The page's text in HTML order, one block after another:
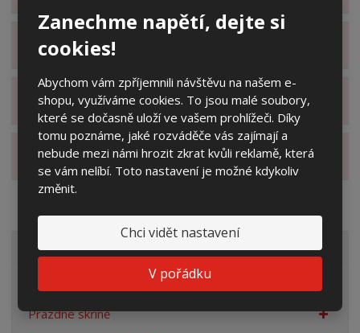
Zanechme napětí, dejte si
cookies!
Abychom vám zpříjemnili návštěvu na našem e-
shopu, využíváme cookies. To jsou malé soubory,
které se dočasně uloží ve vašem prohlížeči. Díky
tomu poznáme, jaké rozváděče vás zajímají a
nebude mezi námi hrozit zkrat kvůli reklamě, která
se vám nelíbí. Toto nastavení je možné kdykoliv
změnit.
Chci vidět nastavení
V pořádku
Zobrazit technické parametry
Zobrazit hodnocení produktu
Zobrazit dotazy z poradny
VŠECHNY KATEGORIE
Elektroměrové rozvaděče
Prázdné skříně